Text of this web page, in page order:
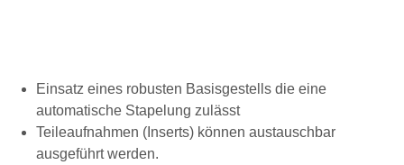
Einsatz eines robusten Basisgestells die eine
automatische Stapelung zulässt
Teileaufnahmen (Inserts) können austauschbar
ausgeführt werden.